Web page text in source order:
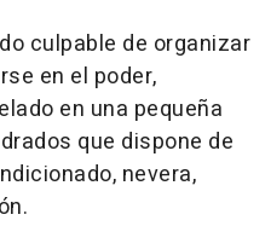
culpable de organizar
en el poder,
en una pequeña
que dispone de
nevera,